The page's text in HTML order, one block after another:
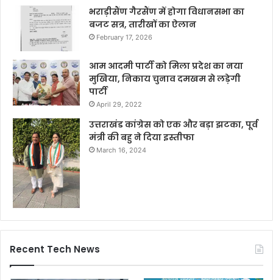
भराड़ीसैंण गैरसैंण में होगा विधानसभा का
बजट सत्र, तारीखों का ऐलान
February 17, 2026
आम आदमी पार्टी को मिला प्रदेश का नया
मुखिया, निकाय चुनाव दमखम से लड़ेगी
पार्टी
April 29, 2022
उत्तराखंड कांग्रेस को एक और बड़ा झटका, पूर्व
मंत्री की बहु ने दिया इस्तीफा
March 16, 2024
Recent Tech News